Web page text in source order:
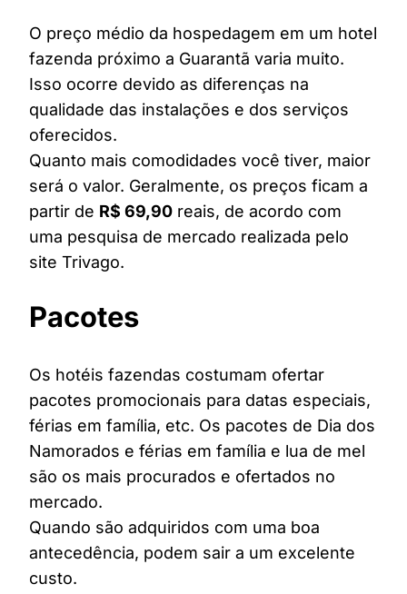
O preço médio da hospedagem em um hotel
fazenda próximo a Guarantã varia muito.
Isso ocorre devido as diferenças na
qualidade das instalações e dos serviços
oferecidos.
Quanto mais comodidades você tiver, maior
será o valor. Geralmente, os preços ficam a
partir de R$ 69,90 reais, de acordo com
uma pesquisa de mercado realizada pelo
site Trivago.
Pacotes
Os hotéis fazendas costumam ofertar
pacotes promocionais para datas especiais,
férias em família, etc. Os pacotes de Dia dos
Namorados e férias em família e lua de mel
são os mais procurados e ofertados no
mercado.
Quando são adquiridos com uma boa
antecedência, podem sair a um excelente
custo.